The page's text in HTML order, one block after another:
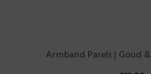
Armband Parels | Goud